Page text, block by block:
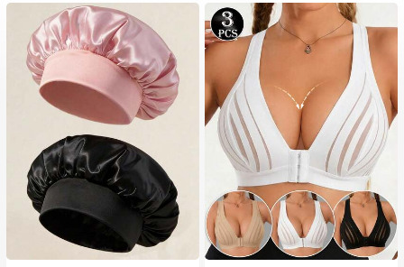
#1 Más vendidos
en Casual Gorros para el pelo para mujer
Establecido hace 1 año